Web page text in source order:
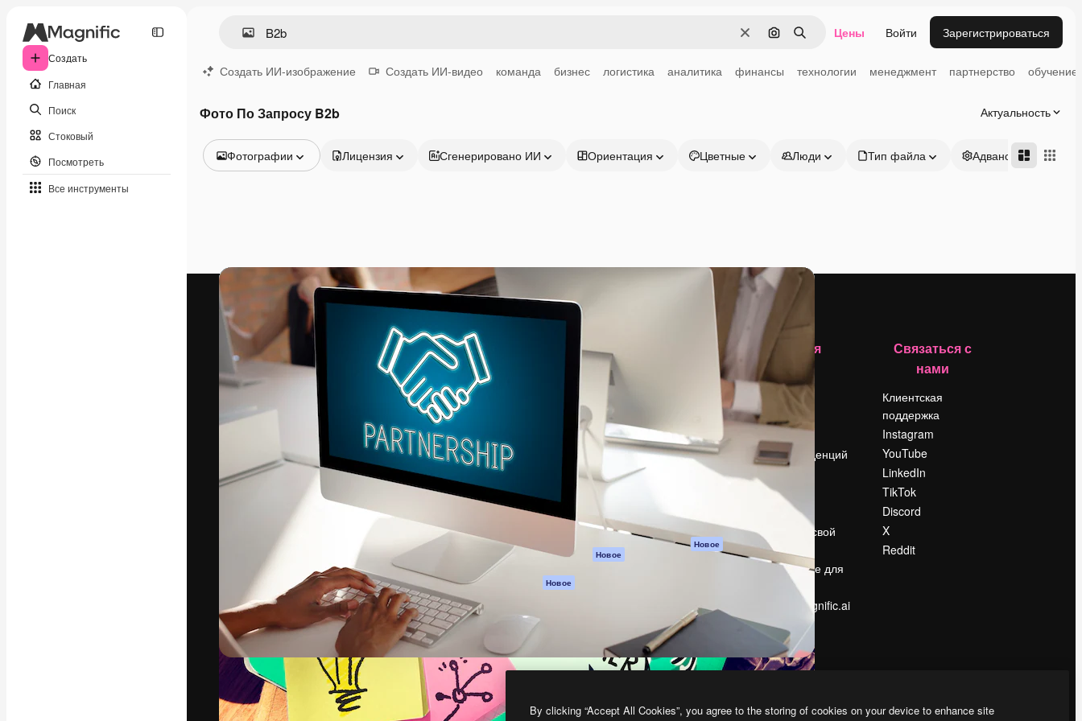
Создать
Главная
Поиск
Стоковый
Посмотреть
Все инструменты
ОчиститьПоиск по изображению
Поиск Цены Войти Зарегистрироваться
Создать ИИ-изображение Создать ИИ-видео команда бизнес логистика аналитика финансы технологии менеджмент партнерство обучение
Фото По Запросу B2b Актуальность
Фотографии
Видео
Видеоролик
Моушн-дизайн
Видеошаблоны
Иконки
3D-модели
Шрифты
Лицензия Сгенерировано ИИ Ориентация Цветные Люди Тип файла Адвансд
Креативная платформа для создания
ваших лучших работ. Более 1 миллиона
подписчиков среди креаторов,
предприятий, агентств и студий.
Pусский
ИИ-помощник
изображений ИИ
Генератор видео
Генератор голоса
на основе ИИ
Стоковый контент
MCP для
Новое
Новое
Мобильное
Все инструменты
Magnific
Документация по
Служба
поддержки
Условия и
конфиденциальности
Оригиналы Новое
Партнеры
Предприятие
Компания
Цены
О нас
Reviews
Вакансии
Поиск тенденций
События
Slidesgo
Продайте свой
контент
Помещение для
прессы
Ищете magnific.ai
Связаться с
нами
Клиентская
поддержка
Instagram
YouTube
LinkedIn
TikTok
Discord
X
Reddit
By clicking “Accept All Cookies”, you agree to the storing of cookies on your device to enhance site